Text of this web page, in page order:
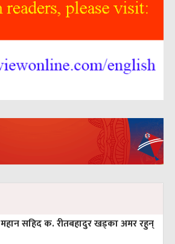
महान सहिद क. रीतबहादुर खड्‌का अमर रहुन्